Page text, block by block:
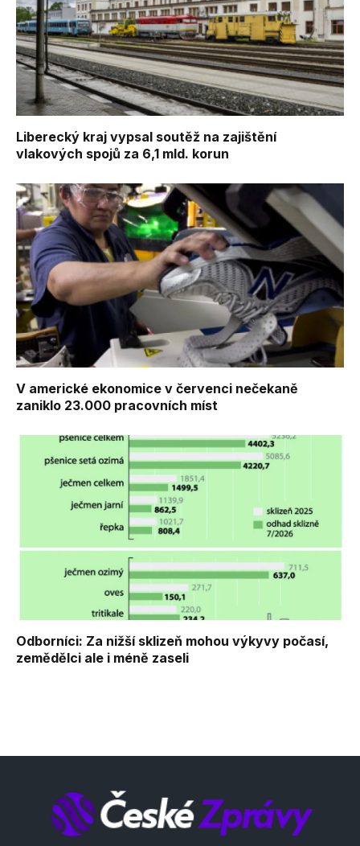
Liberecký kraj vypsal soutěž na zajištění
vlakových spojů za 6,1 mld. korun
V americké ekonomice v červenci nečekaně
zaniklo 23.000 pracovních míst
Odborníci: Za nižší sklizeň mohou výkyvy počasí,
zemědělci ale i méně zaseli